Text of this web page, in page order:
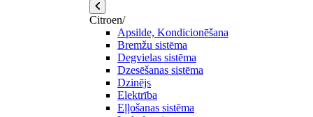
Citroen/
Apsilde, Kondicionēšana
Bremžu sistēma
Degvielas sistēma
Dzesēšanas sistēma
Dzinējs
Elektrība
Eļļošanas sistēma